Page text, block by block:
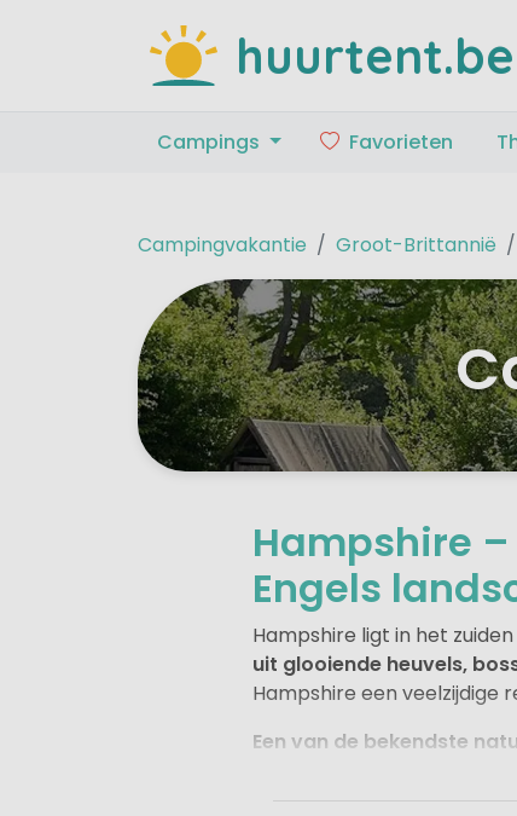
huurtent.be
Campings Favorieten
Campingvakantie Groot-Brittannië
Hampshire
Engels
Hampshire ligt in het
uit glooiende heuvels,
Hampshire een veelzijdige
Een van de bekendste
bossen, heidevelden en